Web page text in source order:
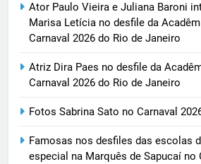
Ator Paulo Vieira e Juliana Baroni
Marisa Letícia no desfile da
Carnaval 2026 do Rio de Janeiro
Atriz Dira Paes no desfile da
Carnaval 2026 do Rio de Janeiro
Fotos Sabrina Sato no Carnaval
Famosas nos desfiles das escolas
especial na Marquês de Sapucaí no